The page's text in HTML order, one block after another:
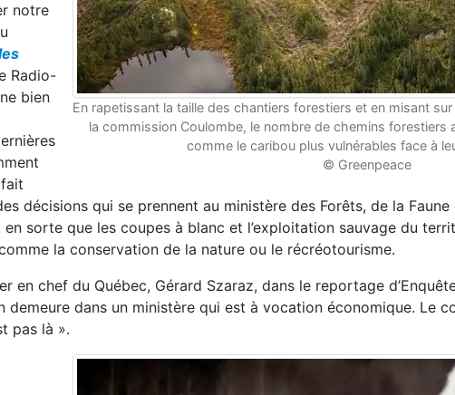
En rapetissant la taille des chantiers forestiers et en misant
la commission Coulombe, le nombre de chemins forestiers
comme le caribou plus vulnérables face à
© Greenpeace
notre
Radio-
bien
décisions qui se prennent au ministère des Forêts, de la Faune
sorte que les coupes à blanc et l’exploitation sauvage du
la conservation de la nature ou le récréotourisme.
en chef du Québec, Gérard Szaraz, dans le reportage
demeure dans un ministère qui est à vocation économique. Le
pas là ».